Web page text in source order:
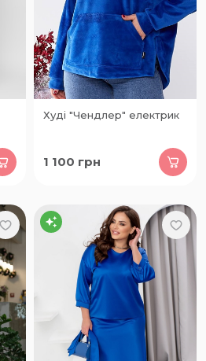
Худі "Чендлер" електрик
1 100 грн